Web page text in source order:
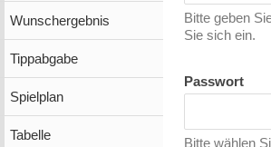
Wunschergebnis
Tippabgabe
Spielplan
Tabelle
Bitte geben
Sie sich ein.
Passwort
Bitte wählen